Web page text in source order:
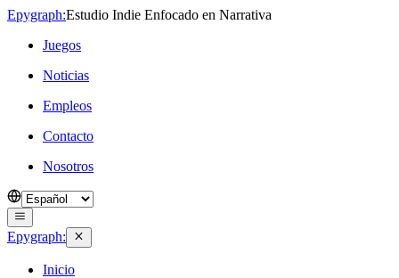
Epygraph:Estudio Indie Enfocado en Narrativa
Juegos
Noticias
Empleos
Contacto
Nosotros
Epygraph:
Inicio